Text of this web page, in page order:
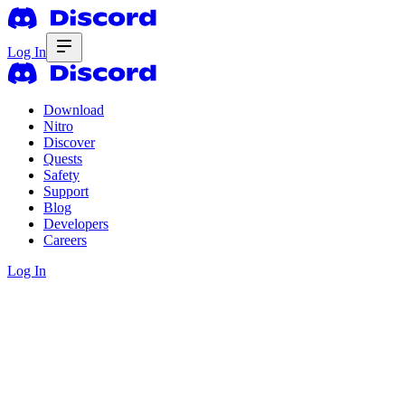
Log In
Download
Nitro
Discover
Quests
Safety
Support
Blog
Developers
Careers
Log In